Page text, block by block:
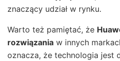
znaczący udział w rynku.
Warto też pamiętać, że
rozwiązania w innych
oznacza, że technologia jest